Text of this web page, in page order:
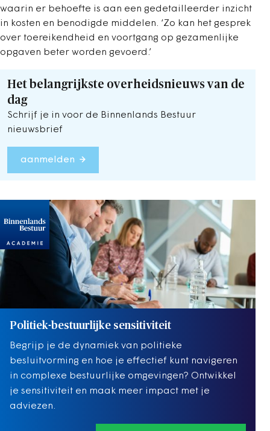
waarin er behoefte is aan een gedetailleerder inzicht
in kosten en benodigde middelen. ‘Zo kan het gesprek
over toereikendheid en voortgang op gezamenlijke
opgaven beter worden gevoerd.’
Het belangrijkste overheidsnieuws van de
dag
Schrijf je in voor de Binnenlands Bestuur
nieuwsbrief
aanmelden
Politiek-bestuurlijke sensitiviteit
Begrijp je de dynamiek van politieke
besluitvorming en hoe je effectief kunt navigeren
in complexe bestuurlijke omgevingen? Ontwikkel
je sensitiviteit en maak meer impact met je
adviezen.